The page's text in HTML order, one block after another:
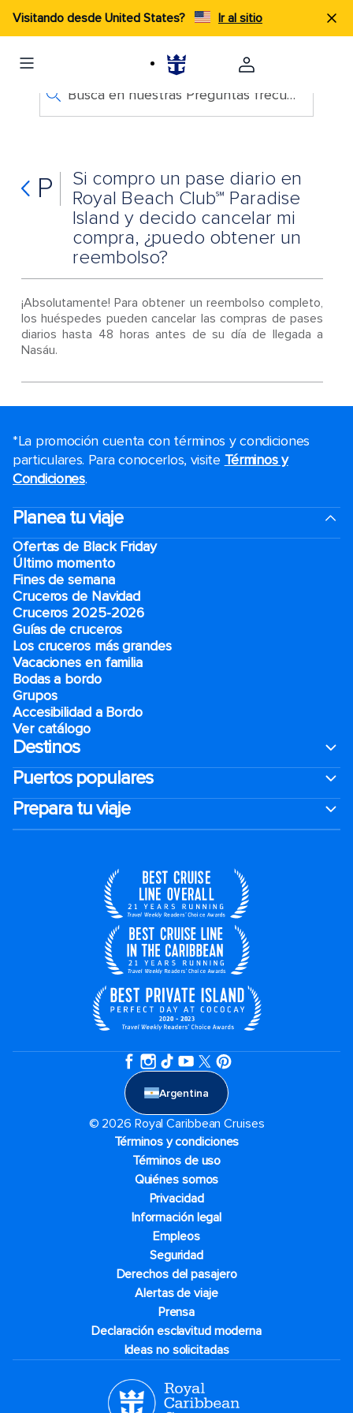
Visitando desde United States? Ir al sitio
Busca en nuestras Preguntas frecuentes
P
Si compro un pase diario en
Royal Beach Club℠ Paradise
Island y decido cancelar mi
compra, ¿puedo obtener un
reembolso?
¡Absolutamente! Para obtener un reembolso completo,
los huéspedes pueden cancelar las compras de pases
diarios hasta 48 horas antes de su día de llegada a
Nasáu.
*La promoción cuenta con términos y condiciones
particulares. Para conocerlos, visite Términos y
Condiciones.
Planea tu viaje
Ofertas de Black Friday
Último momento
Fines de semana
Cruceros de Navidad
Cruceros 2025-2026
Guías de cruceros
Los cruceros más grandes
Vacaciones en familia
Bodas a bordo
Grupos
Accesibilidad a Bordo
Ver catálogo
Destinos
Puertos populares
Prepara tu viaje
Argentina
© 2026 Royal Caribbean Cruises
Términos y condiciones
Términos de uso
Quiénes somos
Privacidad
Información legal
Empleos
Seguridad
Derechos del pasajero
Alertas de viaje
Prensa
Declaración esclavitud moderna
Ideas no solicitadas